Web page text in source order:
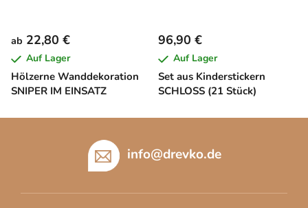
Hölzerne Wanddekoration
SNIPER IM EINSATZ
ab 22,80 €
Auf Lager
Set aus Kinderstickern
SCHLOSS (21 Stück)
96,90 €
Auf Lager
info@drevko.de